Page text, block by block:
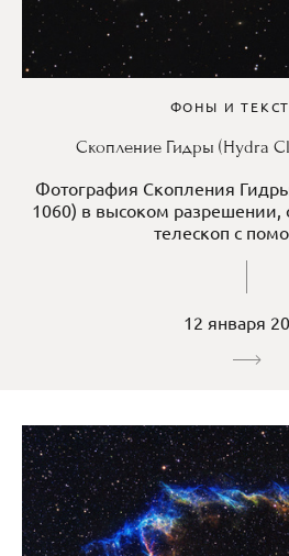
ФОНЫ И
Скопление Гидры (Hydra
Фотография Скопления
1060) в высоком разрешении,
телескоп с
12 января